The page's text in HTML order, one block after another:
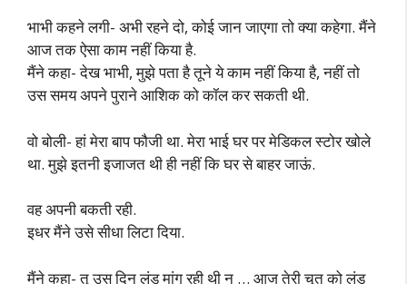
भाभी कहने लगी- अभी रहने दो, कोई जान जाएगा तो क्या कहेगा. मैंने
आज तक ऐसा काम नहीं किया है.
मैंने कहा- देख भाभी, मुझे पता है तूने ये काम नहीं किया है, नहीं तो
उस समय अपने पुराने आशिक को कॉल कर सकती थी.
वो बोली- हां मेरा बाप फौजी था. मेरा भाई घर पर मेडिकल स्टोर खोले
था. मुझे इतनी इजाजत थी ही नहीं कि घर से बाहर जाऊं.
वह अपनी बकती रही.
इधर मैंने उसे सीधा लिटा दिया.
मैंने कहा- तू उस दिन लंड मांग रही थी न … आज तेरी चूत को लंड